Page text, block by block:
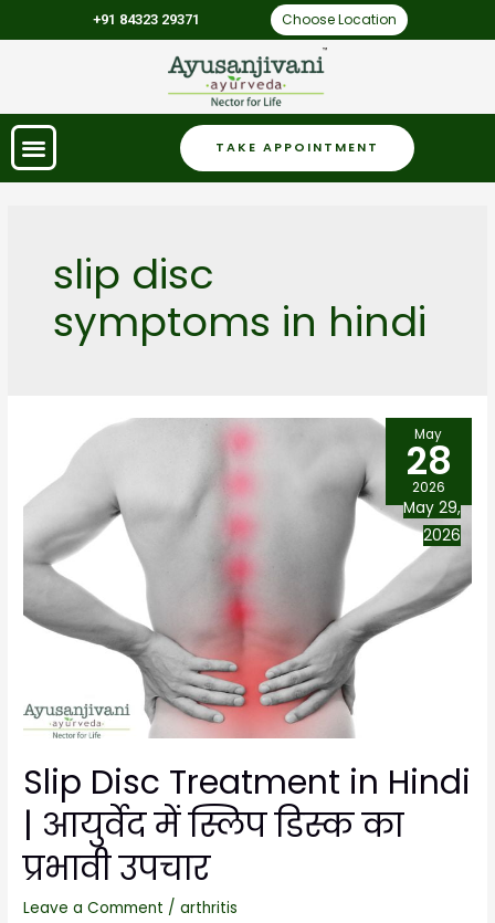
+91 84323 29371 Choose Location
TAKE APPOINTMENT
slip disc
symptoms in hindi
Slip Disc Treatment in Hindi
| आयुर्वेद में स्लिप डिस्क का
प्रभावी उपचार
Leave a Comment /arthritis
May
28
2026
May 29,
2026